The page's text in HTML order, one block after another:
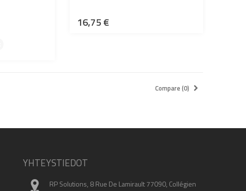
16,75 €
Compare (0)
YHTEYSTIEDOT
RP Solutions, 8 Rue De Lamirault 77090, Collégien